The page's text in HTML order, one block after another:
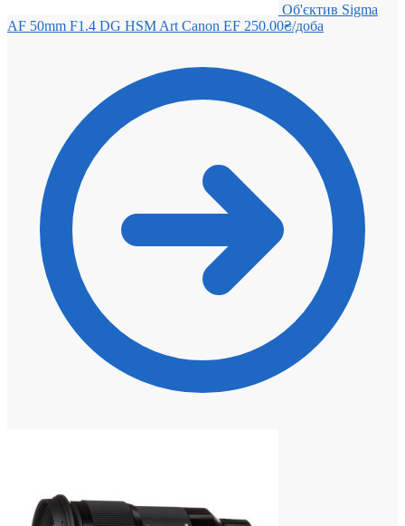
Об'єктив Sigma
AF 50mm F1.4 DG HSM Art Canon EF 250.00₴/доба